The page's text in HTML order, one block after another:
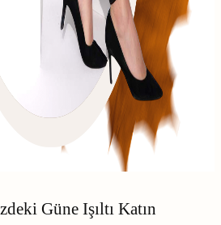
Güne Işıltı Katın